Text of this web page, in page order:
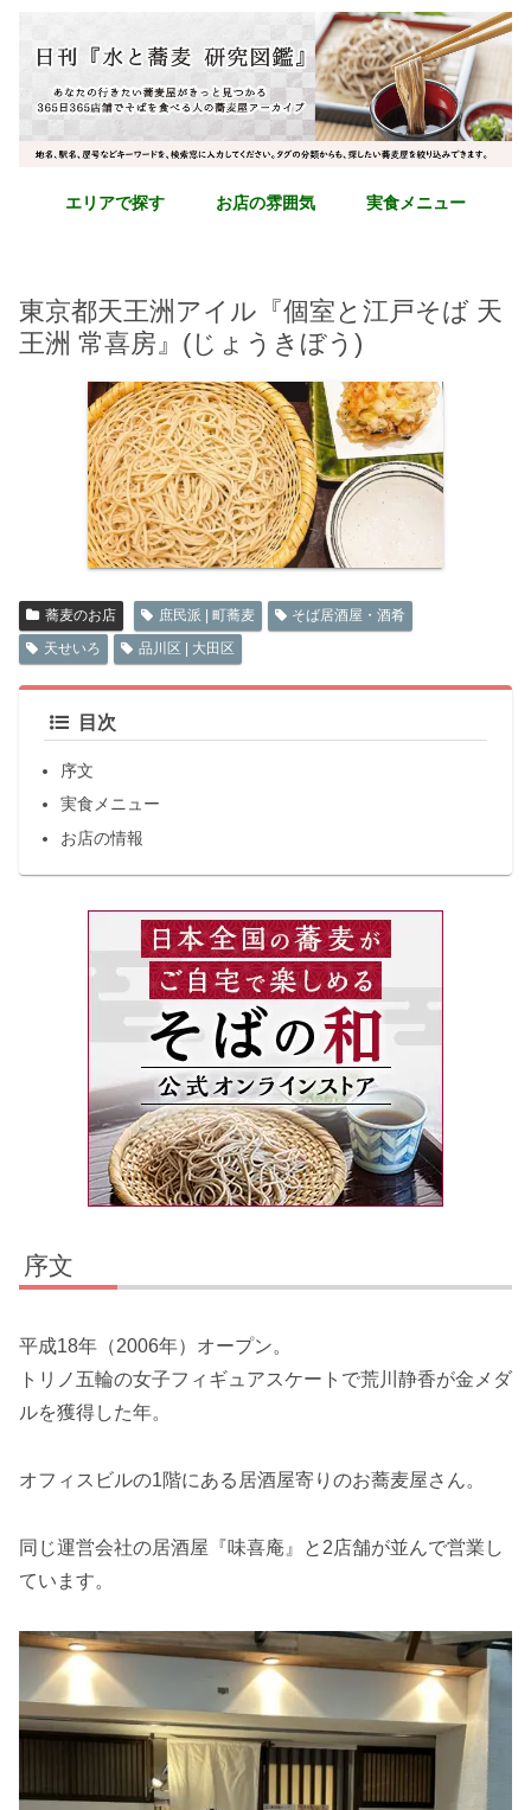
エリアで探す お店の雰囲気 実食メニュー
東京都天王洲アイル『個室と江戸そば 天
王洲 常喜房』(じょうきぼう)
蕎麦のお店 庶民派 | 町蕎麦
そば居酒屋・酒肴
天せいろ
品川区 | 大田区
目次
序文
実食メニュー
お店の情報
序文
平成18年（2006年）オープン。
トリノ五輪の女子フィギュアスケートで荒川静香が金メダ
ルを獲得した年。
オフィスビルの1階にある居酒屋寄りのお蕎麦屋さん。
同じ運営会社の居酒屋『味喜庵』と2店舗が並んで営業し
ています。